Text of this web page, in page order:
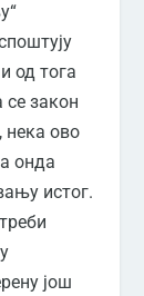
од тога
закон
нека ово
онда
истог.
још